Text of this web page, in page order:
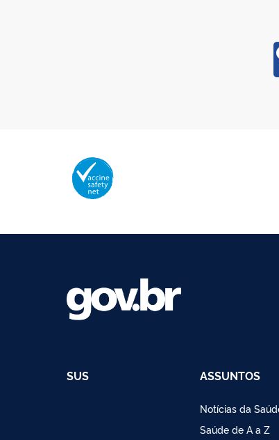
SUS ASSUNTOS
Notícias da
Saúde de A a Z